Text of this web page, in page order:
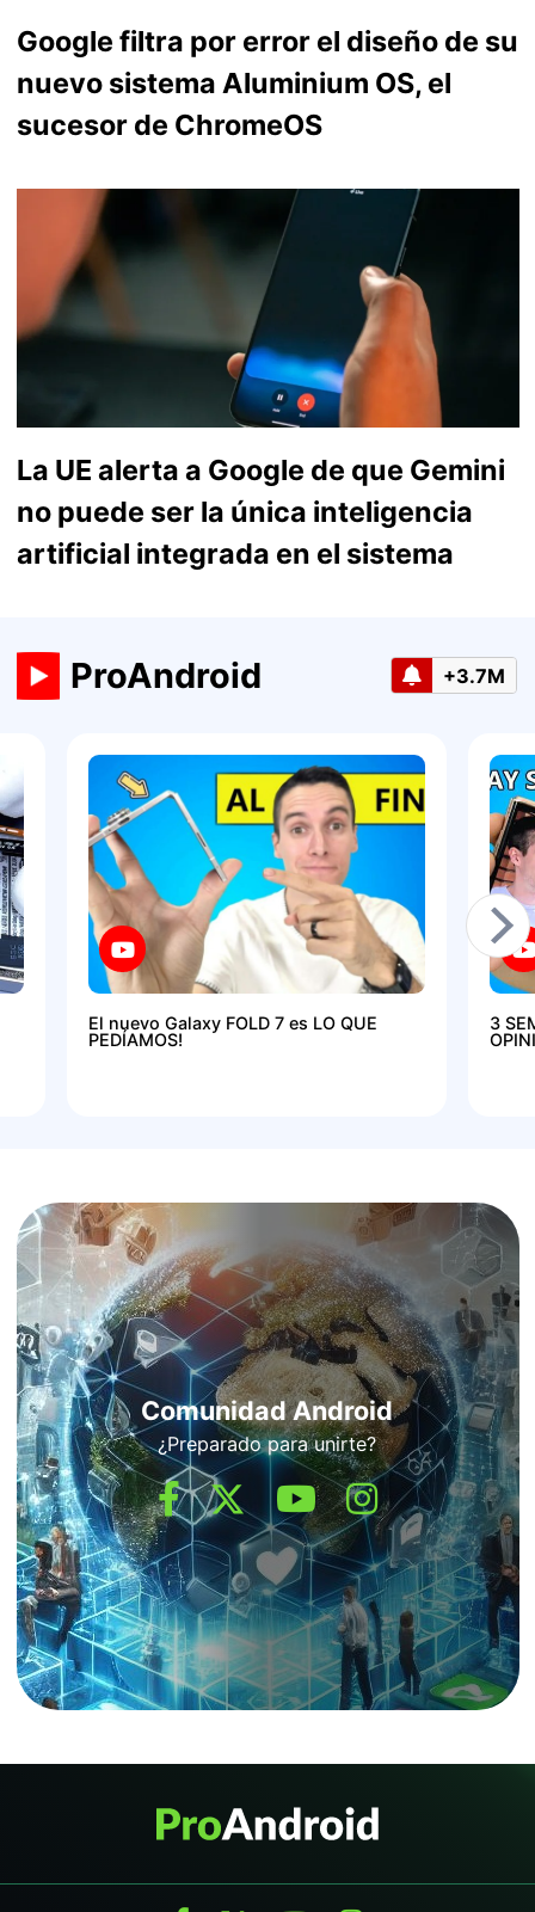
Google filtra por error el diseño de su
nuevo sistema Aluminium OS, el
sucesor de ChromeOS
La UE alerta a Google de que Gemini
no puede ser la única inteligencia
artificial integrada en el sistema
ProAndroid +3.7M
El nuevo Galaxy FOLD 7 es LO QUE
PEDÍAMOS!
3
Comunidad Android
¿Preparado para unirte?